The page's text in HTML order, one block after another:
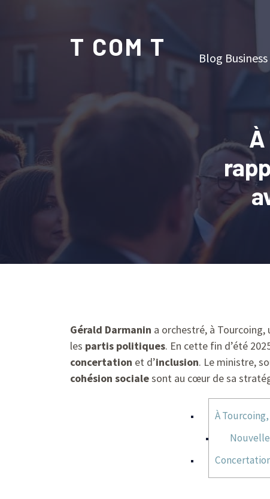
T COM T Blog Business
Gérald Darmanin a orchestré, à
les partis politiques. En cette fin d’été
concertation et d’inclusion. Le ministre,
cohésion socialesont au cœur de sa
À